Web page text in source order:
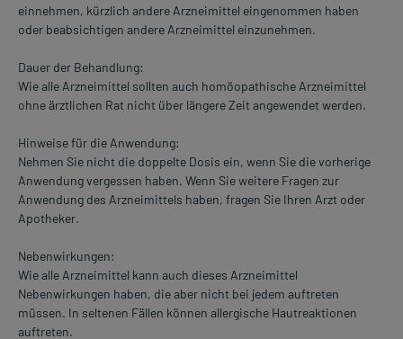
einnehmen, kürzlich andere Arzneimittel eingenommen haben
oder beabsichtigen andere Arzneimittel einzunehmen.
Dauer der Behandlung:
Wie alle Arzneimittel sollten auch homöopathische Arzneimittel
ohne ärztlichen Rat nicht über längere Zeit angewendet werden.
Hinweise für die Anwendung:
Nehmen Sie nicht die doppelte Dosis ein, wenn Sie die vorherige
Anwendung vergessen haben. Wenn Sie weitere Fragen zur
Anwendung des Arzneimittels haben, fragen Sie Ihren Arzt oder
Apotheker.
Nebenwirkungen:
Wie alle Arzneimittel kann auch dieses Arzneimittel
Nebenwirkungen haben, die aber nicht bei jedem auftreten
müssen. In seltenen Fällen können allergische Hautreaktionen
auftreten.